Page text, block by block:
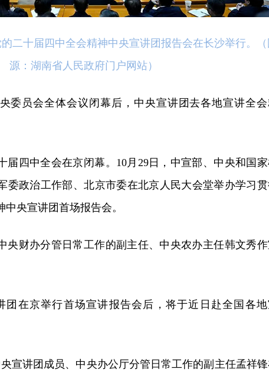
二十届四中全会精神中央宣讲团报告会在长沙举行。（
源：湖南省人民政府门户网站）
委员会全体会议闭幕后，中央宣讲团去各地宣讲全
届四中全会在京闭幕。10月29日，中宣部、中央和国
委政治工作部、北京市委在北京人民大会堂举办学习
央宣讲团首场报告会。
央财办分管日常工作的副主任、中央农办主任韩文秀
团在京举行首场宣讲报告会后，将于近日赴全国各地
宣讲团成员、中央办公厅分管日常工作的副主任孟祥